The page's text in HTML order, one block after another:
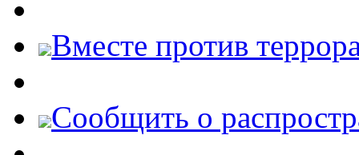
Вместе против
Cообщить о